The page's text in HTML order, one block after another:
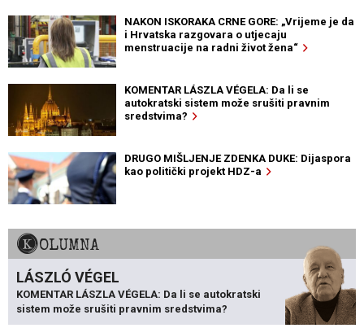
NAKON ISKORAKA CRNE GORE: „Vrijeme je da
i Hrvatska razgovara o utjecaju
menstruacije na radni život žena“
KOMENTAR LÁSZLA VÉGELA: Da li se
autokratski sistem može srušiti pravnim
sredstvima?
DRUGO MIŠLJENJE ZDENKA DUKE: Dijaspora
kao politički projekt HDZ-a
KOLUMNA
LÁSZLÓ VÉGEL
KOMENTAR LÁSZLA VÉGELA: Da li se autokratski
sistem može srušiti pravnim sredstvima?